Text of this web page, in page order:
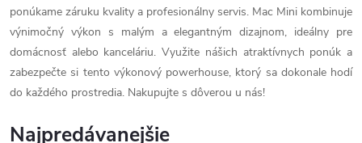
ponúkame záruku kvality a profesionálny servis. Mac Mini kombinuje
výnimočný výkon s malým a elegantným dizajnom, ideálny pre
domácnosť alebo kanceláriu. Využite nášich atraktívnych ponúk a
zabezpečte si tento výkonový powerhouse, ktorý sa dokonale hodí
do každého prostredia. Nakupujte s dôverou u nás!
Najpredávanejšie